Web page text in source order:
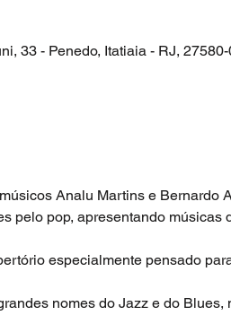
33 - Penedo, Itatiaia - RJ,
Analu Martins e Bernardo
pelo pop, apresentando músicas
especialmente pensado
nomes do Jazz e do Blues,